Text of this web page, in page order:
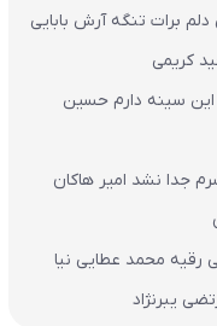
برات تنگه آرش بابایی
سینه دارم حسین
جدا نشد امیر هاکان
رقیه محمد عطایی نیا
یبرنژاد